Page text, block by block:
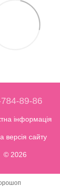
89-86
інформація
версія сайту
© 2026